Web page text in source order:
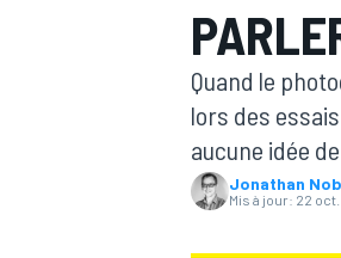
MOTOGP
Quand le
lors des
aucune idée
Jonathan
Mis à jour: 22 oct.